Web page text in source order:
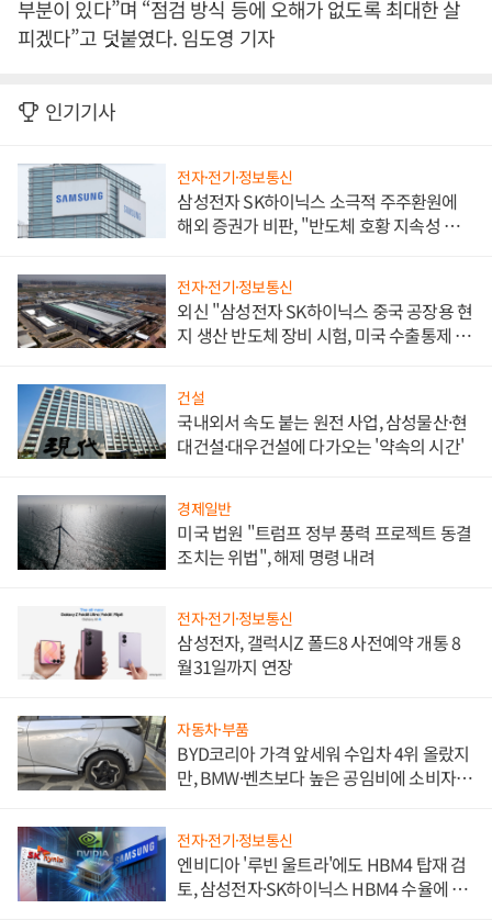
부분이 있다”며 “점검 방식 등에 오해가 없도록 최대한 살
피겠다”고 덧붙였다. 임도영 기자
인기기사
전자·전기·정보통신
삼성전자 SK하이닉스 소극적 주주환원에
해외 증권가 비판, "반도체 호황 지속성 의
전자·전기·정보통신
외신 "삼성전자 SK하이닉스 중국 공장용 현
지 생산 반도체 장비 시험, 미국 수출통제 대
건설
국내외서 속도 붙는 원전 사업, 삼성물산·현
대건설·대우건설에 다가오는 '약속의 시간'
경제일반
미국 법원 "트럼프 정부 풍력 프로젝트 동결
조치는 위법", 해제 명령 내려
전자·전기·정보통신
삼성전자, 갤럭시Z 폴드8 사전예약 개통 8
월31일까지 연장
자동차·부품
BYD코리아 가격 앞세워 수입차 4위 올랐지
만, BMW·벤츠보다 높은 공임비에 소비자
전자·전기·정보통신
엔비디아 '루빈 울트라'에도 HBM4 탑재 검
토, 삼성전자·SK하이닉스 HBM4 수율에 주